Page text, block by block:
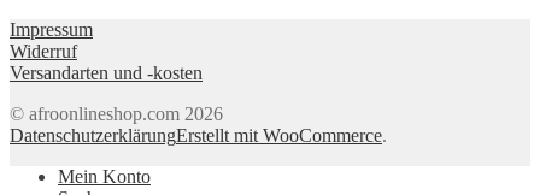
Impressum
Widerruf
Versandarten und -kosten
© afroonlineshop.com 2026
DatenschutzerklärungErstellt mit WooCommerce.
Mein Konto